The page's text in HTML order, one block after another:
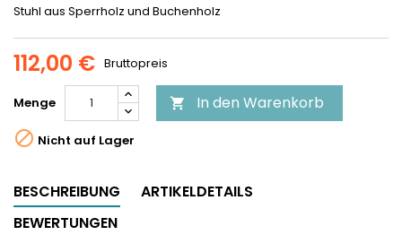
Stuhl aus Sperrholz und Buchenholz
112,00 € Bruttopreis
Menge  In den Warenkorb
 Nicht auf Lager
BESCHREIBUNG
ARTIKELDETAILS
BEWERTUNGEN